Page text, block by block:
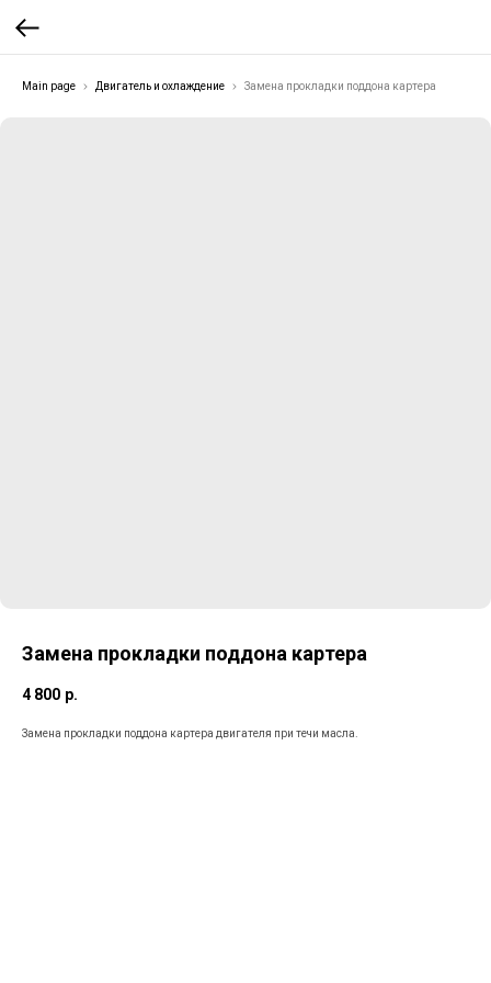
Main page Двигатель и охлаждение Замена прокладки поддона картера
Замена прокладки поддона картера
4 800 р.
Замена прокладки поддона картера двигателя при течи масла.